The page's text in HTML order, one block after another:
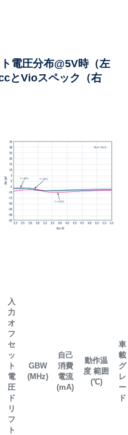
電圧分布@5V時（左
とVioスペック（右
入
力
オ
フ
セ
ッ
ト
電
圧
ド
リ
フ
ト
GBW
(MHz)
自己
消費
電流
(mA)
動作温
度 範囲
(℃)
車
載
グ
レ
ー
ド